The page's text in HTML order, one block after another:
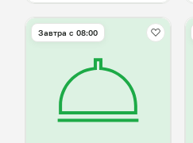
Завтра c 08:00